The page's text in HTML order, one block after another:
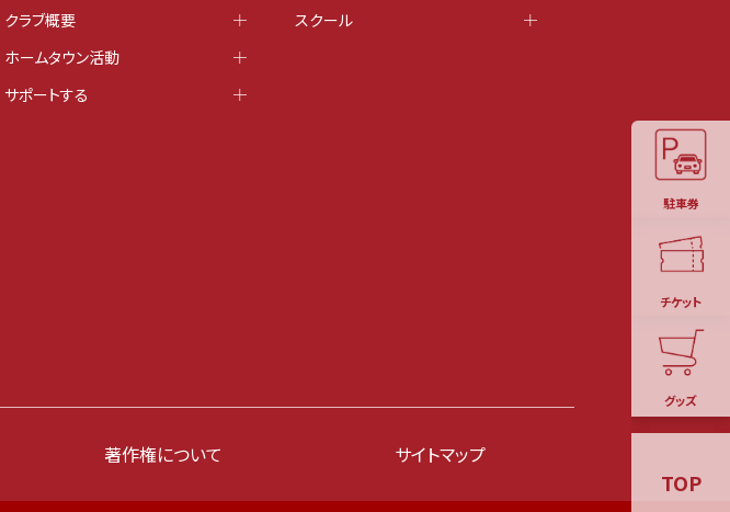
駐車券
チケット
グッズ
TOP
クラブ概要
ホームタウン活動
サポートする
スクール
著作権について サイトマップ